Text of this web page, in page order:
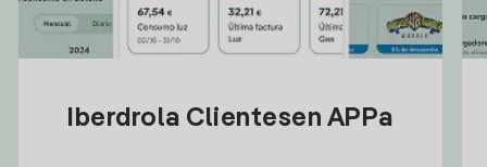
Iberdrola Clientesen APPa